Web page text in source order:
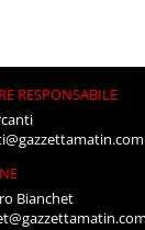
RESPONSABILE
Bianchet